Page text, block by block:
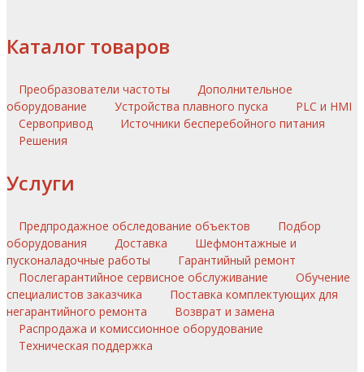
Каталог товаров
Преобразователи частоты
Дополнительное
оборудование
Устройства плавного пуска
PLC и HMI
Сервопривод
Источники бесперебойного питания
Решения
Услуги
Предпродажное обследование объектов
Подбор
оборудования
Доставка
Шефмонтажные и
пусконаладочные работы
Гарантийный ремонт
Послегарантийное сервисное обслуживание
Обучение
специалистов заказчика
Поставка комплектующих для
негарантийного ремонта
Возврат и замена
Распродажа и комиссионное оборудование
Техническая поддержка